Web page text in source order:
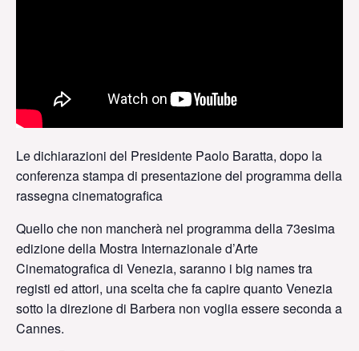
Le dichiarazioni del Presidente Paolo Baratta, dopo la
conferenza stampa di presentazione del programma della
rassegna cinematografica
Quello che non mancherà nel programma della 73esima
edizione della Mostra Internazionale d’Arte
Cinematografica di Venezia, saranno i big names tra
registi ed attori, una scelta che fa capire quanto Venezia
sotto la direzione di Barbera non voglia essere seconda a
Cannes.